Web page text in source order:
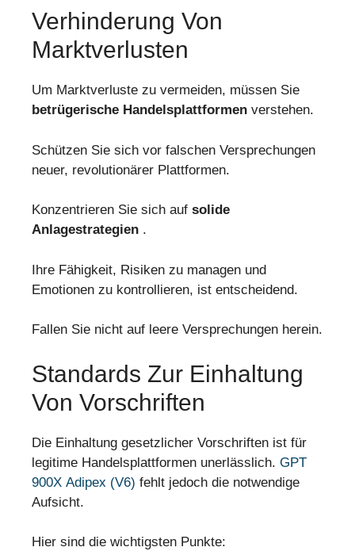
Verhinderung Von
Marktverlusten
Um Marktverluste zu vermeiden, müssen Sie
betrügerische Handelsplattformen verstehen.
Schützen Sie sich vor falschen Versprechungen
neuer, revolutionärer Plattformen.
Konzentrieren Sie sich auf solide
Anlagestrategien .
Ihre Fähigkeit, Risiken zu managen und
Emotionen zu kontrollieren, ist entscheidend.
Fallen Sie nicht auf leere Versprechungen herein.
Standards Zur Einhaltung
Von Vorschriften
Die Einhaltung gesetzlicher Vorschriften ist für
legitime Handelsplattformen unerlässlich. GPT
900X Adipex (V6) fehlt jedoch die notwendige
Aufsicht.
Hier sind die wichtigsten Punkte: